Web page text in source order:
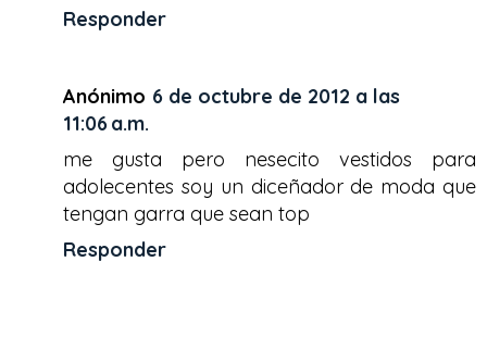
Responder
Anónimo 6 de octubre de 2012 a las
11:06 a.m.
me gusta pero nesecito vestidos para
adolecentes soy un diceñador de moda que
tengan garra que sean top
Responder